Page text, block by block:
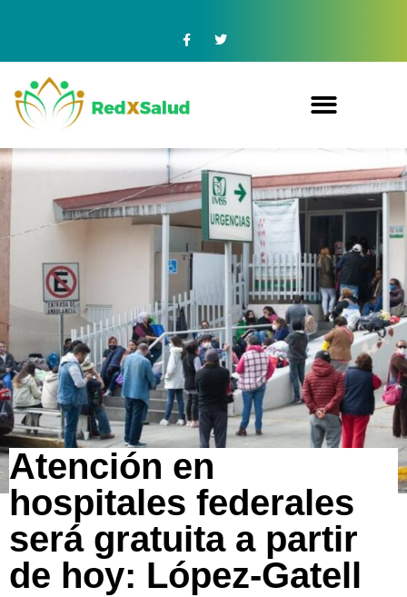
Atención en
hospitales federales
será gratuita a partir
de hoy: López-Gatell